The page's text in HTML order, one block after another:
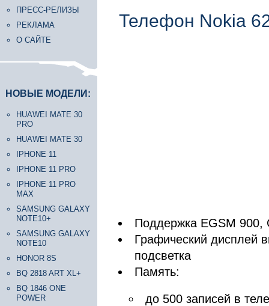
ПРЕСС-РЕЛИЗЫ
РЕКЛАМА
О САЙТЕ
НОВЫЕ МОДЕЛИ:
HUAWEI MATE 30
PRO
HUAWEI MATE 30
IPHONE 11
IPHONE 11 PRO
IPHONE 11 PRO
MAX
SAMSUNG GALAXY
NOTE10+
SAMSUNG GALAXY
NOTE10
HONOR 8S
BQ 2818 ART XL+
BQ 1846 ONE
POWER
Телефон Nokia
Поддержка EGSM 900,
Графический дисплей
подсветка
Память:
до 500 записей в